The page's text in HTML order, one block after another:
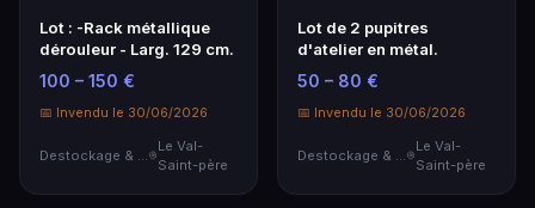
Lot : -Rack métallique
dérouleur - Larg. 129 cm.
100 – 150 €
📅 Invendu le 30/06/2026
Destockage & Invendus
Le Val-
Saint-père
Lot de 2 pupitres
d'atelier en métal.
50 – 80 €
📅 Invendu le 30/06/2026
Destockage & Invendus
Le Val-
Saint-père